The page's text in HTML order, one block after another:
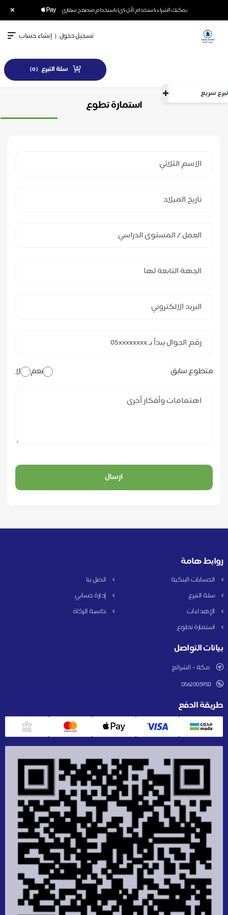
يمكنك الشراء باستخدام (أبل باي) باستخدام متصفح سفاري ×
تبرع سريع
تسجيل دخول | إنشاء حساب
سلة التبرع (
0
)
استمارة تطوع
متطوع سابق نعم لا
ارسال
روابط هامة
الحسابات البنكية
اتصل بنا
سلة التبرع
إدارة حسابي
الإهداءات
حاسبة الزكاة
استمارة تطوع
بيانات التواصل
مكة - الشرائع
0562005950
طريقة الدفع